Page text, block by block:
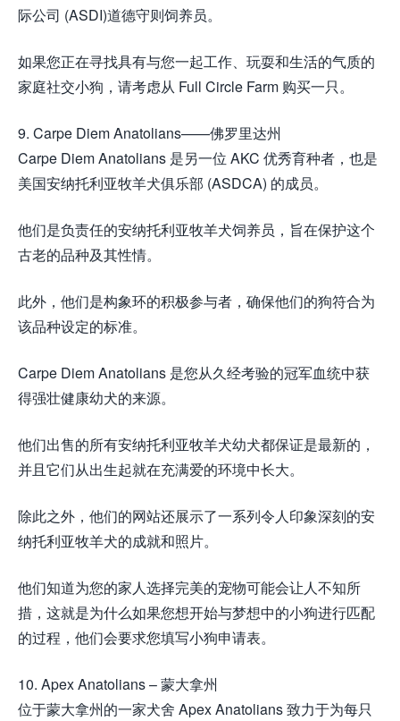
际公司 (ASDI)道德守则饲养员。
如果您正在寻找具有与您一起工作、玩耍和生活的气质的
家庭社交小狗，请考虑从 Full Circle Farm 购买一只。
9. Carpe Diem Anatolians——佛罗里达州
Carpe Diem Anatolians 是另一位 AKC 优秀育种者，也是
美国安纳托利亚牧羊犬俱乐部 (ASDCA) 的成员。
他们是负责任的安纳托利亚牧羊犬饲养员，旨在保护这个
古老的品种及其性情。
此外，他们是构象环的积极参与者，确保他们的狗符合为
该品种设定的标准。
Carpe Diem Anatolians 是您从久经考验的冠军血统中获
得强壮健康幼犬的来源。
他们出售的所有安纳托利亚牧羊犬幼犬都保证是最新的，
并且它们从出生起就在充满爱的环境中长大。
除此之外，他们的网站还展示了一系列令人印象深刻的安
纳托利亚牧羊犬的成就和照片。
他们知道为您的家人选择完美的宠物可能会让人不知所
措，这就是为什么如果您想开始与梦想中的小狗进行匹配
的过程，他们会要求您填写小狗申请表。
10. Apex Anatolians – 蒙大拿州
位于蒙大拿州的一家犬舍 Apex Anatolians 致力于为每只